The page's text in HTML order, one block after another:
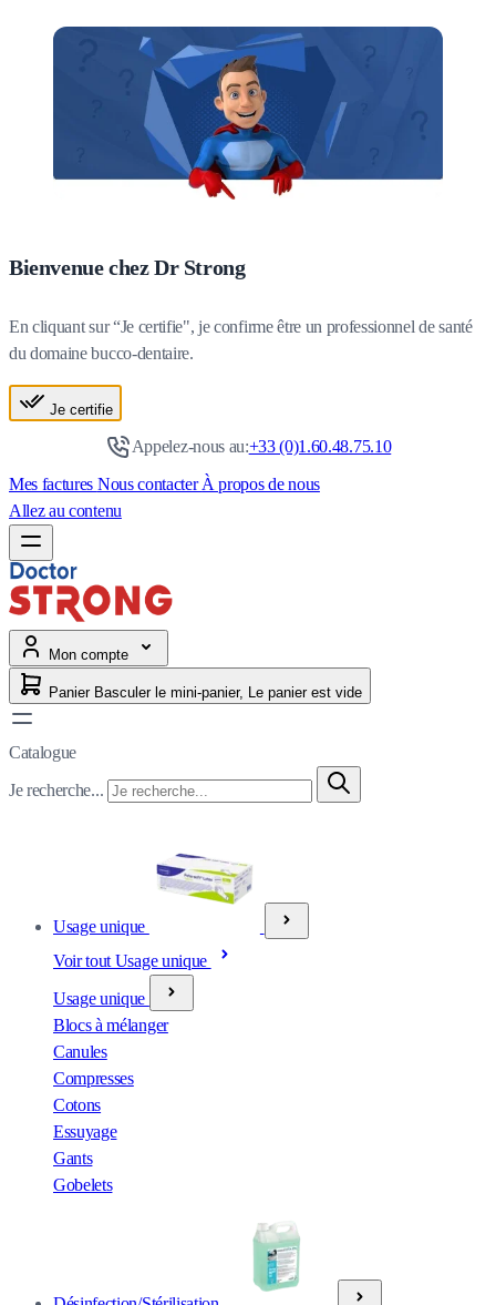
Bienvenue chez Dr Strong
En cliquant sur “Je certifie", je confirme être un professionnel de santé
du domaine bucco-dentaire.
Je certifie
Appelez-nous au:+33 (0)1.60.48.75.10
Mes factures Nous contacterÀ propos de nous
Allez au contenu
Mon compte
Panier Basculer le mini-panier, Le panier est vide
Catalogue
Je recherche...
Usage unique
Voir tout Usage unique
Usage unique
Blocs à mélanger
Canules
Compresses
Cotons
Essuyage
Gants
Gobelets